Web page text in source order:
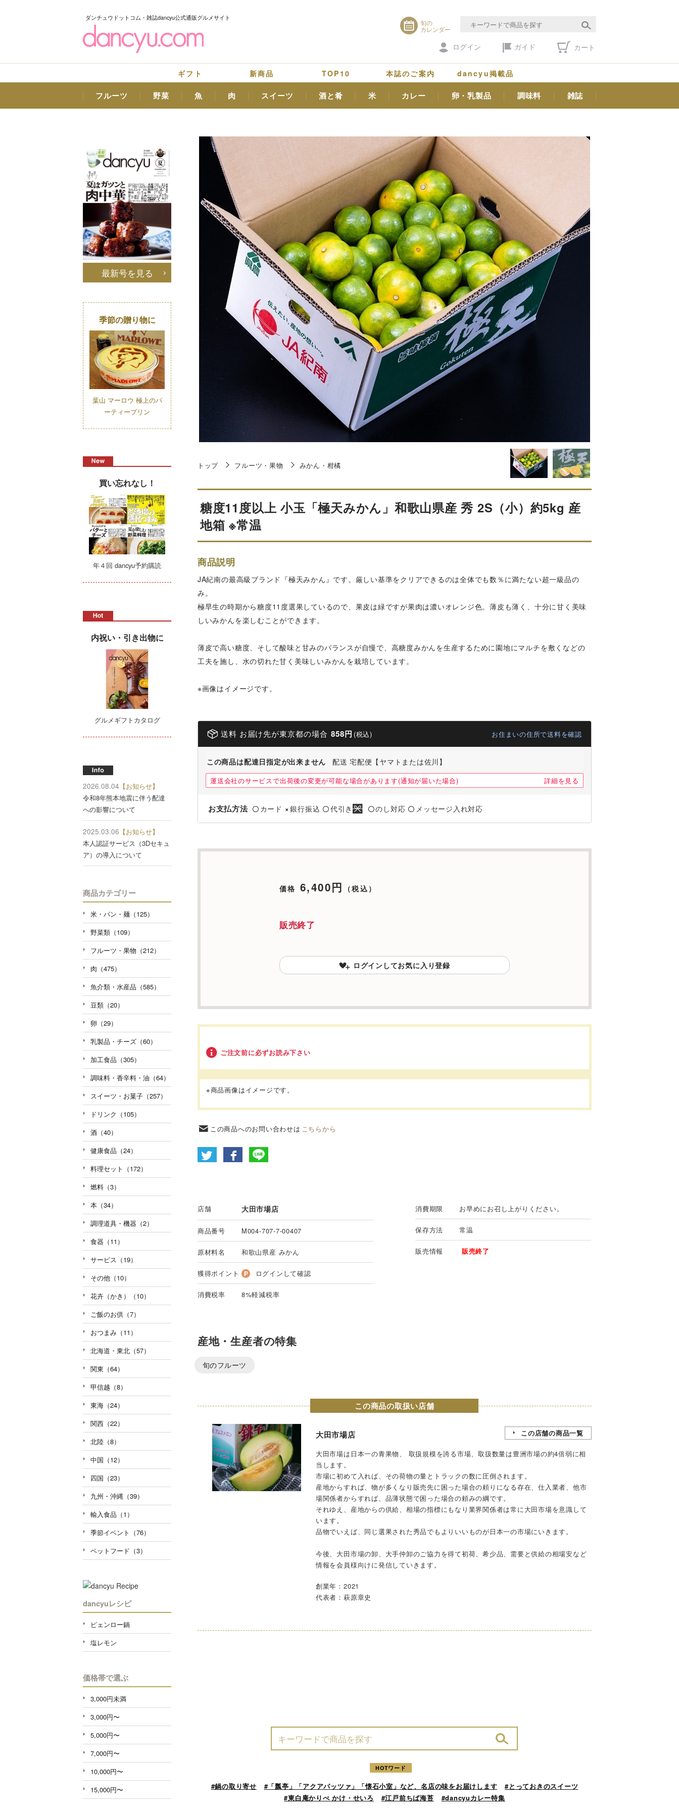
ダンチュウドットコム・雑誌dancyu公式通販グルメサイト
旬の
カレンダー
ログイン ガイド カート
ギフト 新商品 TOP10 本誌のご案内 dancyu掲載品
フルーツ 野菜 魚 肉 スイーツ 酒と肴 米 カレー 卵・乳製品 調味料 雑誌
トップ フルーツ・果物 みかん・柑橘
糖度11度以上 小玉「極天みかん」和歌山県産 秀 2S（小）約5kg 産
地箱 ※常温
商品説明
JA紀南の最高級ブランド『極天みかん』です。厳しい基準をクリアできるのは全体でも数％に満たない超一級品の
み。
極早生の時期から糖度11度選果しているので、果皮は緑ですが果肉は濃いオレンジ色。薄皮も薄く、十分に甘く美味
しいみかんを楽しむことができます。
薄皮で高い糖度、そして酸味と甘みのバランスが自慢で、高糖度みかんを生産するために園地にマルチを敷くなどの
工夫を施し、水の切れた甘く美味しいみかんを栽培しています。
※画像はイメージです。
送料 お届け先が東京都の場合 858円 (税込) お住まいの住所で送料を確認
この商品は配達日指定が出来ません 配送 宅配便【ヤマトまたは佐川】
運送会社のサービスで出荷後の変更が可能な場合があります(通知が届いた場合) 詳細を見る
お支払方法 〇 カード × 銀行振込 〇代引き 〇のし対応 〇 メッセージ入れ対応
価格 6,400円 （税込）
販売終了
ログインしてお気に入り登録
ご注文前に必ずお読み下さい
※商品画像はイメージです。
この商品へのお問い合わせは こちらから
店舗 大田市場店
商品番号 M004-707-7-00407
原材料名 和歌山県産 みかん
獲得ポイント ログインして確認
消費税率 8%軽減税率
消費期限 お早めにお召し上がりください。
保存方法 常温
販売情報 販売終了
産地・生産者の特集
旬のフルーツ
この商品の取扱い店舗
大田市場店 この店舗の商品一覧
大田市場は日本一の青果物、 取扱規模を誇る市場、取扱数量は豊洲市場の約4倍弱に相
当します。
市場に初めて入れば、その荷物の量とトラックの数に圧倒されます。
産地からすれば、物が多くなり販売先に困った場合の頼りになる存在、仕入業者、他市
場関係者からすれば、品薄状態で困った場合の頼みの綱です。
それゆえ、産地からの供給、相場の指標にもなり業界関係者は常に大田市場を意識して
います。
品物でいえば、同じ選果された秀品でもよりいいものが日本一の市場にいきます。
今後、大田市場の卸、大手仲卸のご協力を得て初荷、希少品、需要と供給の相場安など
情報を会員様向けに発信していきます。
創業年：2021
代表者：萩原章史
HOTワード
#鍋の取り寄せ #「瓢亭」「アクアパッツァ」「懐石小室」など、名店の味をお届けします
#とっておきのスイーツ
#東白庵かりべ かけ・せいろ
#江戸前ちば海苔 #dancyuカレー特集
最新号を見る
季節の贈り物に
葉山 マーロウ 極上のパ
ーティープリン
買い忘れなし！
年４回 dancyu予約購読
内祝い・引き出物に
グルメギフトカタログ
2026.08.04 【お知らせ】
令和8年熊本地震に伴う配達
への影響について
2025.03.06 【お知らせ】
本人認証サービス（3Dセキュ
ア）の導入について
商品カテゴリー
米・パン・麺（125）
野菜類（109）
フルーツ・果物（212）
肉（475）
魚介類・水産品（585）
豆類（20）
卵（29）
乳製品・チーズ（60）
加工食品（305）
調味料・香辛料・油（64）
スイーツ・お菓子（257）
ドリンク（105）
酒（40）
健康食品（24）
料理セット（172）
燃料（3）
本（34）
調理道具・機器（2）
食器（11）
サービス（19）
その他（10）
花卉（かき）（10）
ご飯のお供（7）
おつまみ（11）
北海道・東北（57）
関東（64）
甲信越（8）
東海（24）
関西（22）
北陸（8）
中国（12）
四国（23）
九州・沖縄（39）
輸入食品（1）
季節イベント（76）
ペットフード（3）
dancyuレシピ
ピェンロー鍋
塩レモン
価格帯で選ぶ
3,000円未満
3,000円〜
5,000円〜
7,000円〜
10,000円〜
15,000円〜